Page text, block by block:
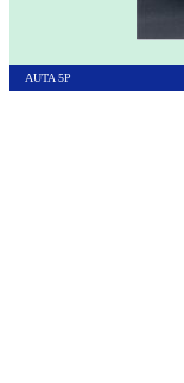
AUTA 5P